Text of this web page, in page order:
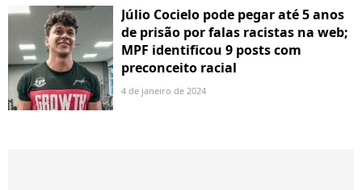
Júlio Cocielo pode pegar até 5 anos
de prisão por falas racistas na web;
MPF identificou 9 posts com
preconceito racial
4 de janeiro de 2024